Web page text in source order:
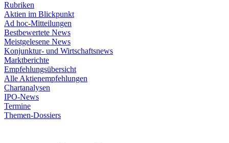
Rubriken
Aktien im Blickpunkt
Ad hoc-Mitteilungen
Bestbewertete News
Meistgelesene News
Konjunktur- und Wirtschaftsnews
Marktberichte
Empfehlungsübersicht
Alle Aktienempfehlungen
Chartanalysen
IPO-News
Termine
Themen-Dossiers